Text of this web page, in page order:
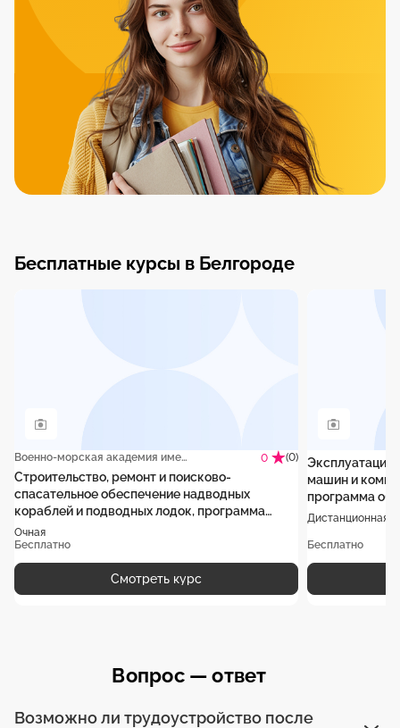
Бесплатные курсы в Белгороде
Военно-морская академия имени Адмирала Флота Советского Союза Н.Г. Кузнецова 0 (0)
Строительство, ремонт и поисково-
спасательное обеспечение надводных
кораблей и подводных лодок, программа
специалитета
Очная
Бесплатно
Смотреть курс
Эксплуатация
машин и
программа
Дистанционная
Бесплатно
Вопрос — ответ
Возможно ли трудоустройство после